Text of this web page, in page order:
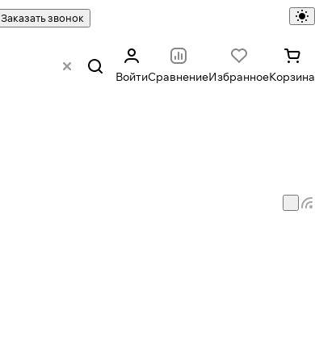
Заказать звонок
ВойтиСравнениеИзбранноеКорзина